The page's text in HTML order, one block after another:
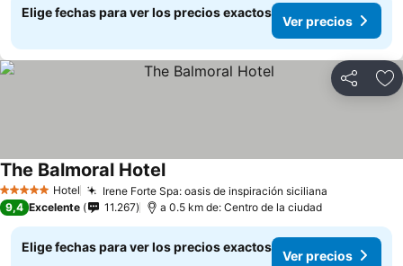
Elige fechas para ver los precios exactos
Ver precios
Compartir
5 Estrellas Hotel Irene Forte Spa: oasis de inspiración siciliana
The Balmoral Hotel
9,4 Excelente 11.267 a 0.5 km de: Centro de la ciudad
Elige fechas para ver los precios exactos
Ver precios